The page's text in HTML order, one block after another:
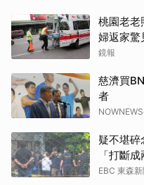
桃園老
婦返家驚
鏡報
慈濟買
者
疑不堪
「打斷成
EBC 東森新
取消